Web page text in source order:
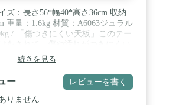
ズ：長さ56*幅40*高さ36cm 収納
重量：1.6kg 材質：A6063ジュラル
/ 「傷つきにくい天板」このテー
ミ合金天板、30kgの耐荷重が実現
折りたたみ構造、持ち運びしやす
縮性に優れるショックコードで連
に心配しません。設営・撤収でも
ません。専門収納バッグつき、収
続きを見る
ー レビューを書く
りません